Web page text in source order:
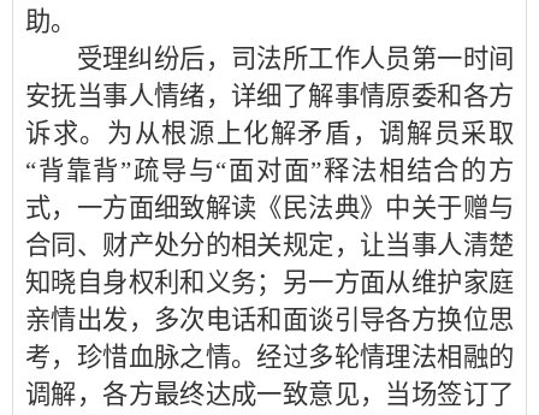
助。
受理纠纷后，司法所工作人员第一时间
安抚当事人情绪，详细了解事情原委和各方
诉求。为从根源上化解矛盾，调解员采取
“背靠背”疏导与“面对面”释法相结合的方
式，一方面细致解读《民法典》中关于赠与
合同、财产处分的相关规定，让当事人清楚
知晓自身权利和义务；另一方面从维护家庭
亲情出发，多次电话和面谈引导各方换位思
考，珍惜血脉之情。经过多轮情理法相融的
调解，各方最终达成一致意见，当场签订了